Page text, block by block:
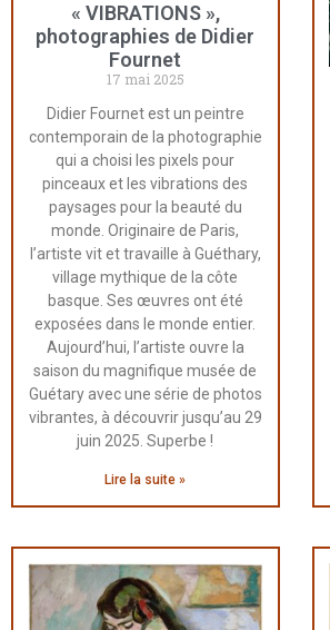
« VIBRATIONS »,
photographies de Didier
Fournet
17 mai 2025
Didier Fournet est un peintre
contemporain de la photographie
qui a choisi les pixels pour
pinceaux et les vibrations des
paysages pour la beauté du
monde. Originaire de Paris,
l’artiste vit et travaille à Guéthary,
village mythique de la côte
basque. Ses œuvres ont été
exposées dans le monde entier.
Aujourd’hui, l’artiste ouvre la
saison du magnifique musée de
Guétary avec une série de photos
vibrantes, à découvrir jusqu’au 29
juin 2025. Superbe !
Lire la suite »